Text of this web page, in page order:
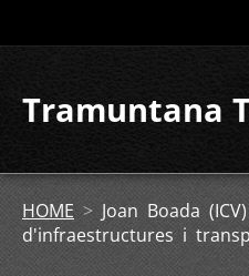
Tramuntana
HOME > Joan Boada
d'infraestructures i